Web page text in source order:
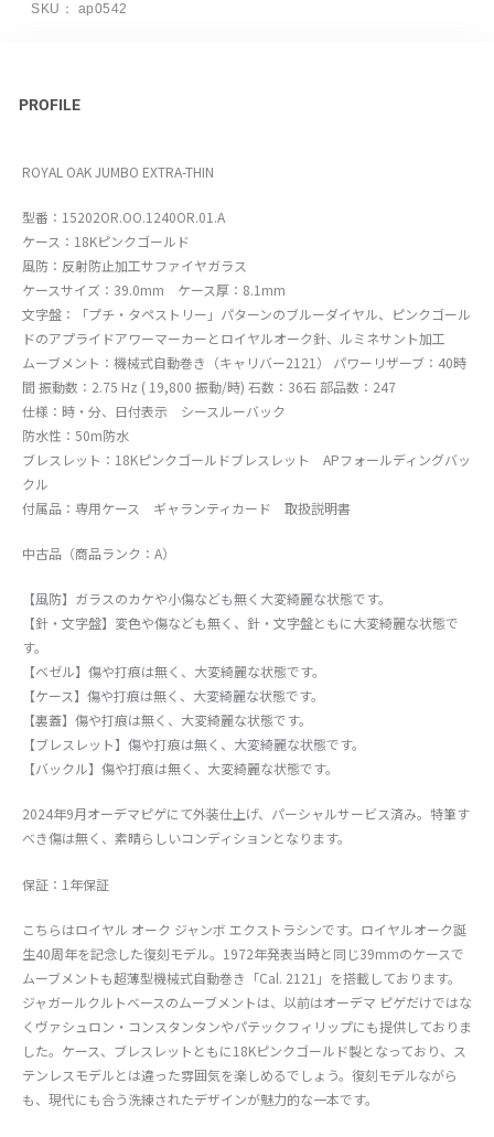
SKU： ap0542
PROFILE
ROYAL OAK JUMBO EXTRA-THIN
型番：15202OR.OO.1240OR.01.A
ケース：18Kピンクゴールド
風防：反射防止加工サファイヤガラス
ケースサイズ：39.0mm ケース厚：8.1mm
文字盤：「プチ・タペストリー」パターンのブルーダイヤル、ピンクゴール
ドのアプライドアワーマーカーとロイヤルオーク針、ルミネサント加工
ムーブメント：機械式自動巻き（キャリバー2121） パワーリザーブ：40時
間 振動数：2.75 Hz ( 19,800 振動/時) 石数：36石 部品数：247
仕様：時・分、日付表示 シースルーバック
防水性：50m防水
ブレスレット：18Kピンクゴールドブレスレット APフォールディングバッ
クル
付属品：専用ケース ギャランティカード 取扱説明書
中古品（商品ランク：A）
【風防】ガラスのカケや小傷なども無く大変綺麗な状態です。
【針・文字盤】変色や傷なども無く、針・文字盤ともに大変綺麗な状態で
す。
【ベゼル】傷や打痕は無く、大変綺麗な状態です。
【ケース】傷や打痕は無く、大変綺麗な状態です。
【裏蓋】傷や打痕は無く、大変綺麗な状態です。
【ブレスレット】傷や打痕は無く、大変綺麗な状態です。
【バックル】傷や打痕は無く、大変綺麗な状態です。
2024年9月オーデマピゲにて外装仕上げ、パーシャルサービス済み。特筆す
べき傷は無く、素晴らしいコンディションとなります。
保証：1年保証
こちらはロイヤル オーク ジャンボ エクストラシンです。ロイヤルオーク誕
生40周年を記念した復刻モデル。1972年発表当時と同じ39mmのケースで
ムーブメントも超薄型機械式自動巻き「Cal. 2121」を搭載しております。
ジャガールクルトベースのムーブメントは、以前はオーデマ ピゲだけではな
くヴァシュロン・コンスタンタンやパテックフィリップにも提供しておりま
した。ケース、ブレスレットともに18Kピンクゴールド製となっており、ス
テンレスモデルとは違った雰囲気を楽しめるでしょう。復刻モデルながら
も、現代にも合う洗練されたデザインが魅力的な一本です。